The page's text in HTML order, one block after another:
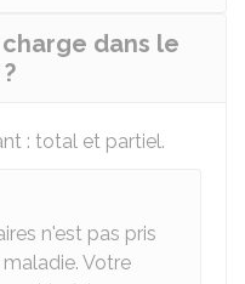
dans le
: total et partiel.
n'est pas pris
Votre